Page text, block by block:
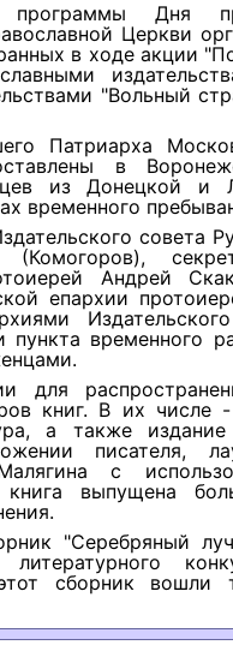
Дня
Церкви
в ходе акции
"Вольный
Патриарха
в
из Донецкой и
временного
совета
Андрей
епархии
временного
для
книг. В их числе
а также
писателя,
с
книга выпущена
"Серебряный
литературного
сборник вошли